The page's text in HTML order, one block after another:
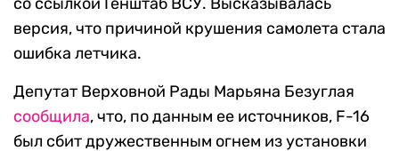
версия, что причиной крушения самолета стала
ошибка летчика.
Депутат Верховной Рады Марьяна Безуглая
сообщила, что, по данным ее источников, F-16
был сбит дружественным огнем из установки